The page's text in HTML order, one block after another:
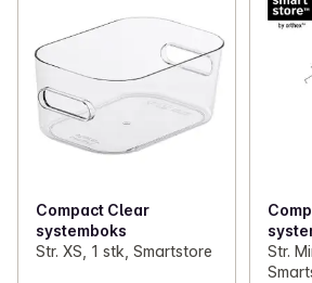
SmartStore™ Compact ble lagt
kategorien Excellent Product
motta en Special Mention ved
2018. Plasten i dette produktet er
fornybare råvaren er allokert ihht
massebalansemetoden.
Compact Clear
systemboks
Str. XS, 1 stk, Smartstore
Str.